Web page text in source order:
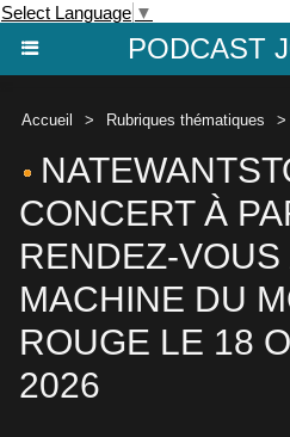
Select Language ▼
PODCAST
Accueil > Rubriques thématiques >
CONCERT À
RENDEZ-VOUS
MACHINE DU
ROUGE LE 18
2026